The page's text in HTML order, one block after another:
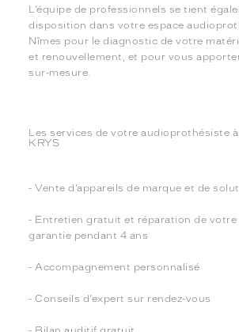
L’équipe de professionnels se tient
disposition dans votre espace
Nîmes pour le diagnostic de votre
et renouvellement, et pour vous
sur-mesure.
Les services de votre audioprothésiste
KRYS
- Vente d’appareils de marque et de
- Entretien gratuit et réparation de votre
garantie pendant 4 ans
- Accompagnement personnalisé
- Conseils d’expert sur rendez-vous